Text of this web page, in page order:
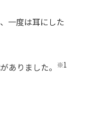
一度は耳にした
ありました。 ※1